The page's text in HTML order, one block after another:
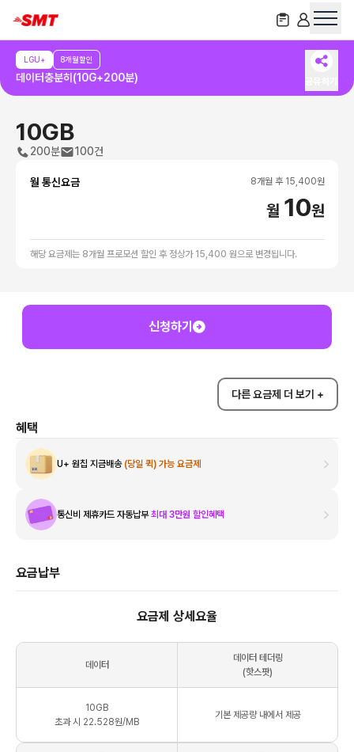
LGU+ 8개월할인
데이터충분히(10G+200분)
10GB
200분 100건
월 통신요금 8개월 후 15,400원
월 10원
해당 요금제는 8개월 프로모션 할인 후 정상가 15,400 원으로 변경됩니다.
신청하기
다른 요금제 더 보기 +
혜택
U+ 원칩 지금배송 (당일 퀵) 가능 요금제
통신비 제휴카드 자동납부최대 3만원 할인혜택
요금납부
요금제 상세요율
데이터
데이터 테더링
(핫스팟)
10GB
초과 시 22.528원/MB
기본 제공량 내에서 제공